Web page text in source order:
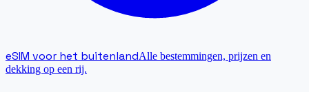
eSIM voor het buitenlandAlle bestemmingen, prijzen en
dekking op een rij.